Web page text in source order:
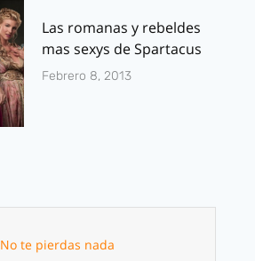
Las romanas y rebeldes
mas sexys de Spartacus
Febrero 8, 2013
No te pierdas nada